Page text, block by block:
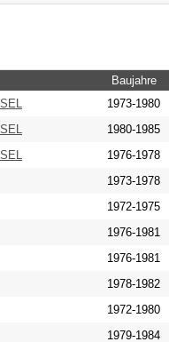
Baujahre
1973-1980
1980-1985
1976-1978
1973-1978
1972-1975
1976-1981
1976-1981
1978-1982
1972-1980
1979-1984